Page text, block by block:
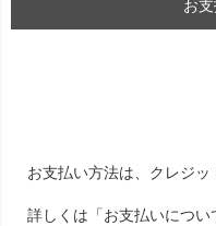
お
お支払い方法は、クレジッ
詳しくは「お支払いについ